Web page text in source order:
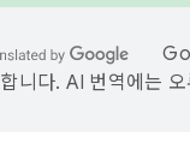
니다. AI 번역에는